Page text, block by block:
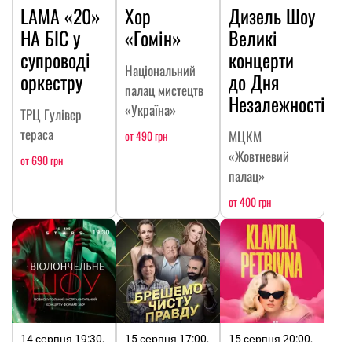
LAMA «20»
НА БІС у
супроводі
оркестру
ТРЦ Гулівер
тераса
от 690 грн
Хор
«Гомін»
Національний
палац мистецтв
«Україна»
от 490 грн
Дизель Шоу
Великі
концерти
до Дня
Незалежності
МЦКМ
«Жовтневий
палац»
от 400 грн
14 серпня 19:30, 15 серпня 17:00, 15 серпня 20:00,